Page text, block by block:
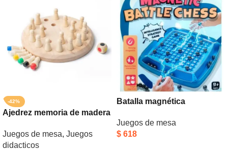
-42%
Ajedrez memoria de madera
Juegos de mesa, Juegos
didacticos
Batalla magnética
Juegos de mesa
$ 618